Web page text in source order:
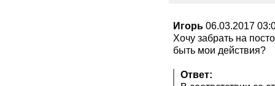
Игорь 06.03.2017
Хочу забрать на
быть мои действия?
Ответ: